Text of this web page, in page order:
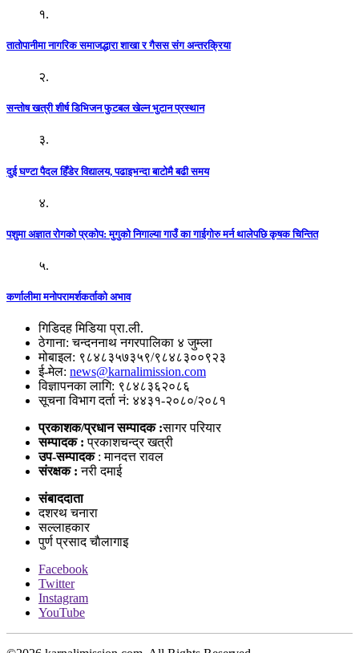
१.
तातोपानीमा नागरिक समाजद्धारा शाखा र गैसस संग अन्तरक्रिया
२.
सन्तोष खत्री शीर्ष डिभिजन फुटबल खेल्न भुटान प्रस्थान
३.
दुई घण्टा पैदल हिँडेर विद्यालय, पढाइभन्दा बाटोमै बढी समय
४.
पशुमा अज्ञात रोगको प्रकोप: मुगुको निगाल्या गाउँ का गाईगोरु मर्न थालेपछि कृषक चिन्तित
५.
कर्णालीमा मनोपरामर्शकर्ताको अभाव
गिडिदह मिडिया प्रा.ली.
ठेगाना: चन्दननाथ नगरपालिका ४ जुम्ला
मोबाइल: ९८४८३५७३५९/९८४८३००९२३
ई-मेल: news@karnalimission.com
विज्ञापनका लागि: ९८४८३६२०८६
सूचना विभाग दर्ता नं: ४४३१-२०८०/२०८१
प्रकाशक/प्रधान सम्पादक :सागर परियार
सम्पादक :प्रकाशचन्द्र खत्री
उप-सम्पादक: मानदत्त रावल
संरक्षक : नरी दमाई
संबाददाता
दशरथ चनारा
सल्लाहकार
पुर्ण प्रसाद चाैलागाइ
Facebook
Twitter
Instagram
YouTube